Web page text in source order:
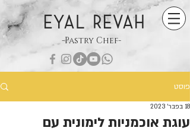
EYAL REVAH
-Pastry Chef-
פוסט
עוגת אוכמניות לימונית עם
18 בפבר׳ 2023